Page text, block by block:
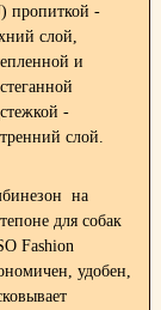
пропиткой -
слой,
и
-
слой.
на
для собак
Fashion
удобен,